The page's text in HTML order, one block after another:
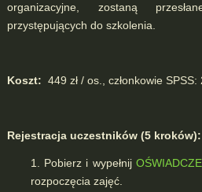
organizacyjne, zostaną
przystępujących do szkolenia.
Koszt: 449 zł / os., członkowie SPSS:
Rejestracja uczestników (5 kroków):
1. Pobierz i wypełnij
rozpoczęcia zajęć.